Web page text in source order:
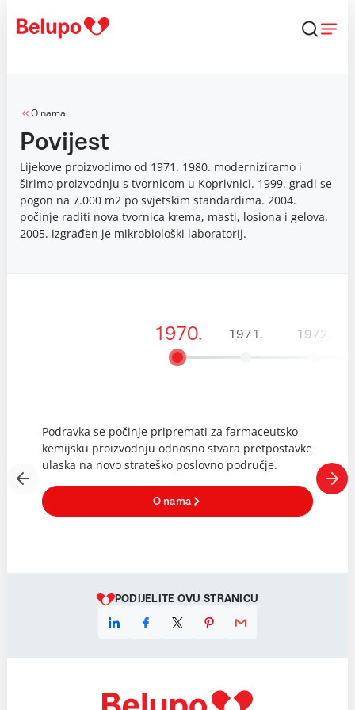
O nama
Povijest
Lijekove proizvodimo od 1971. 1980. moderniziramo i
širimo proizvodnju s tvornicom u Koprivnici. 1999. gradi se
pogon na 7.000 m2 po svjetskim standardima. 2004.
počinje raditi nova tvornica krema, masti, losiona i gelova.
2005. izgrađen je mikrobiološki laboratorij.
1970. 1971. 1972.
Podravka se počinje pripremati za farmaceutsko-
kemijsku proizvodnju odnosno stvara pretpostavke
ulaska na novo strateško poslovno područje.
O nama
PODIJELITE OVU STRANICU
LinkedinFacebook
X PinterestE-mail